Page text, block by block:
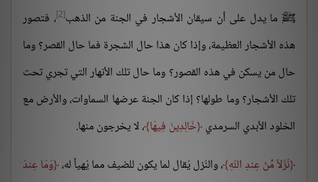
ﷺ ما يدل على أن سيقان الأشجار في الجنة من الذهب[2] ، فتصور
هذه الأشجار العظيمة، وإذا كان هذا حال الشجرة فما حال القصر؟ وما
حال من يسكن في هذه القصور؟ وما حال تلك الأنهار التي تجري تحت
تلك الأشجار؟ وما طولها؟ إذا كان الجنة عرضها السماوات، والأرض مع
الخلود الأبدي السرمدي خَالِدِينَ فِيهَا ، لا يخرجون منها.
نُزُلاً مِّنْ عِندِ اللّهِ ، والنُزل يُقال لما يكون للضيف مما يُهيأ له، وَمَا عِندَ